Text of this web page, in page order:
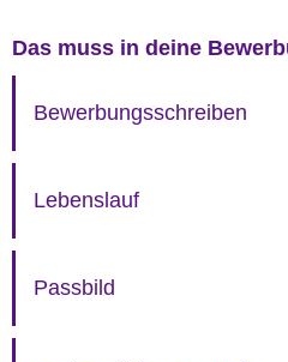
Das muss in deine
Bewerbungsschreiben
Lebenslauf
Passbild